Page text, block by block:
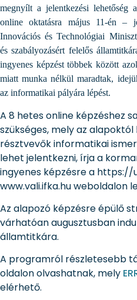
megnyílt a jelentkezési lehetőség
online oktatásra május 11-én –
Innovációs és Technológiai
és szabályozásért felelős
ingyenes képzést többek között
miatt munka nélkül maradtak,
az informatikai pályára lépést.
A 8 hetes online képzéshez
szükséges, mely az
résztvevők informatikai
lehet jelentkezni, írja a
ingyenes képzésre a https://
www.vali.ifka.hu weboldalon
Az alapozó képzésre épülő
várhatóan augusztusban
államtitkára.
A programról részletesebb
oldalon olvashatnak, mely
elérhető.